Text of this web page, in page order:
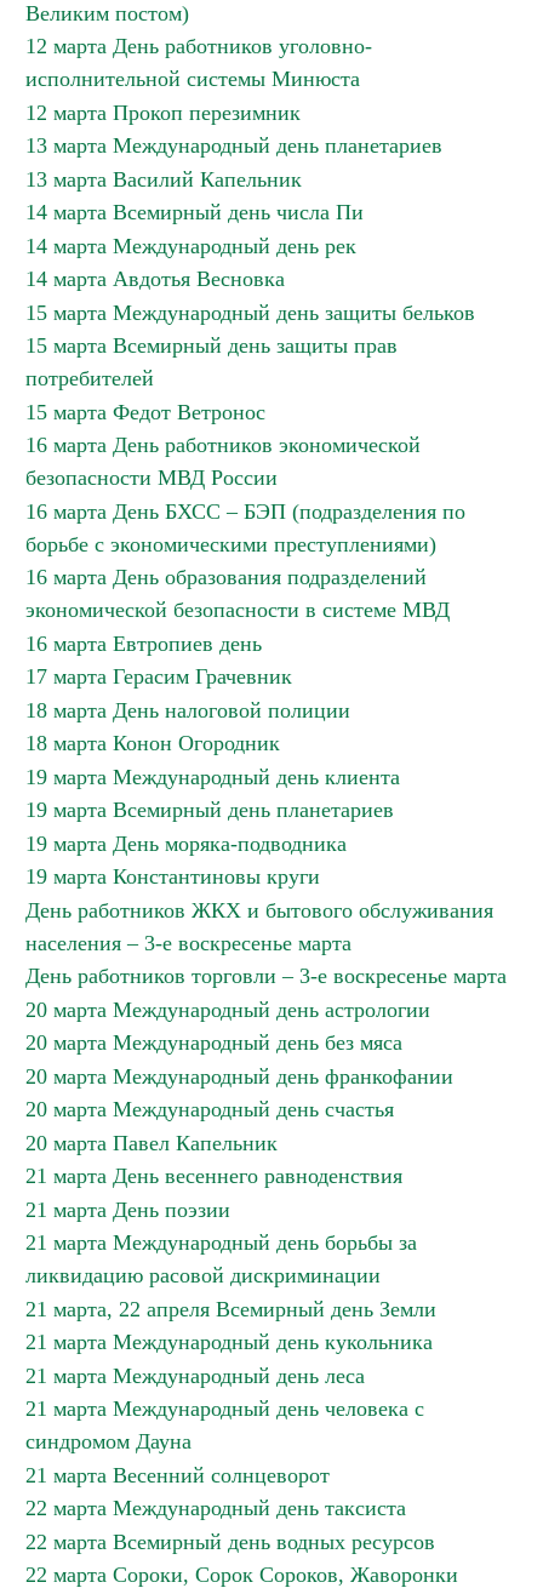
Великим постом)
12 марта День работников уголовно-
исполнительной системы Минюста
12 марта Прокоп перезимник
13 марта Международный день планетариев
13 марта Василий Капельник
14 марта Всемирный день числа Пи
14 марта Международный день рек
14 марта Авдотья Весновка
15 марта Международный день защиты бельков
15 марта Всемирный день защиты прав
потребителей
15 марта Федот Ветронос
16 марта День работников экономической
безопасности МВД России
16 марта День БХСС – БЭП (подразделения по
борьбе с экономическими преступлениями)
16 марта День образования подразделений
экономической безопасности в системе МВД
16 марта Евтропиев день
17 марта Герасим Грачевник
18 марта День налоговой полиции
18 марта Конон Огородник
19 марта Международный день клиента
19 марта Всемирный день планетариев
19 марта День моряка-подводника
19 марта Константиновы круги
День работников ЖКХ и бытового обслуживания
населения – 3-е воскресенье марта
День работников торговли – 3-е воскресенье марта
20 марта Международный день астрологии
20 марта Международный день без мяса
20 марта Международный день франкофании
20 марта Международный день счастья
20 марта Павел Капельник
21 марта День весеннего равноденствия
21 марта День поэзии
21 марта Международный день борьбы за
ликвидацию расовой дискриминации
21 марта, 22 апреля Всемирный день Земли
21 марта Международный день кукольника
21 марта Международный день леса
21 марта Международный день человека с
синдромом Дауна
21 марта Весенний солнцеворот
22 марта Международный день таксиста
22 марта Всемирный день водных ресурсов
22 марта Сороки, Сорок Сороков, Жаворонки